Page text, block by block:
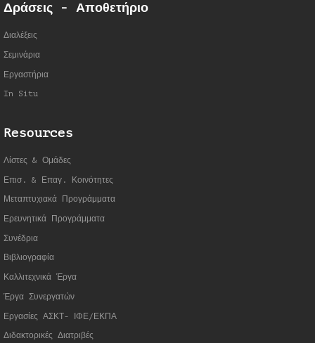
Δράσεις - Αποθετήριο
Διαλέξεις
Σεμινάρια
Εργαστήρια
In Situ
Resources
Λίστες & Ομάδες
Επισ. & Επαγ. Κοινότητες
Μεταπτυχιακά Προγράμματα
Ερευνητικά Προγράμματα
Συνέδρια
Βιβλιογραφία
Καλλιτεχνικά Έργα
Έργα Συνεργατών
Εργασίες ΑΣΚΤ- ΙΦΕ/ΕΚΠΑ
Διδακτορικές Διατριβές